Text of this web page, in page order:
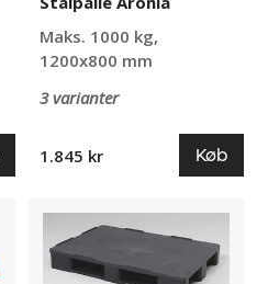
Maks. 1000 kg,
1200x800 mm
3 varianter
1.845 kr Køb
Plastpalle
Alvera